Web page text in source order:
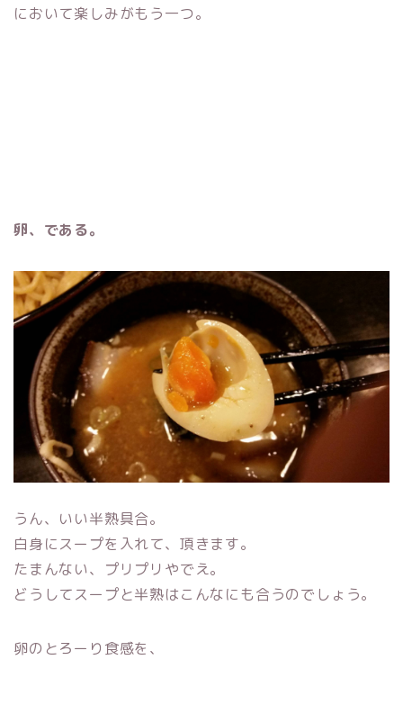
において楽しみがもう一つ。
卵、である。
うん、いい半熟具合。
白身にスープを入れて、頂きます。
たまんない、プリプリやでえ。
どうしてスープと半熟はこんなにも合うのでしょう。
卵のとろーり食感を、